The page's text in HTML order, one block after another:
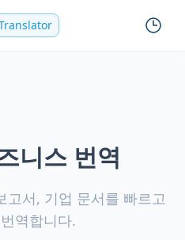
니스 번역
고서, 기업 문서를 빠르고
역합니다.